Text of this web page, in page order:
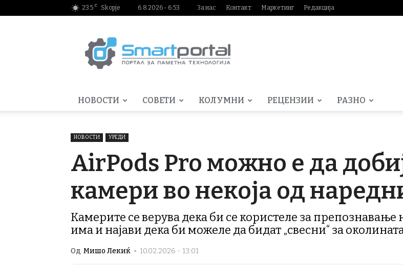
23.5 C Skopje 6.8.2026 - 6:53 За нас Контакт Маркетинг Редакција
НОВОСТИ СОВЕТИ КОЛУМНИ РЕЦЕНЗИИ РАЗНО
НОВОСТИ УРЕДИ
AirPods Pro можно е да
камери во некоја од
Камерите се верува дека би се користеле за
има и најави дека би можеле да бидат „свесни“ за
Од Мишо Лекиќ - 10.02.2026 - 13:01